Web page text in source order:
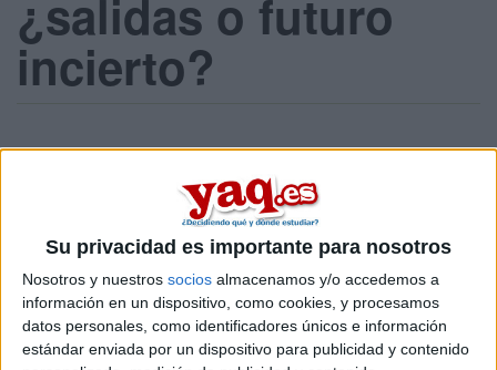
Su privacidad es importante para nosotros
Nosotros y nuestros socios almacenamos y/o accedemos a
información en un dispositivo, como cookies, y procesamos
datos personales, como identificadores únicos e información
estándar enviada por un dispositivo para publicidad y contenido
¿salidas o futuro
incierto?
regístratepara enviar comentarios
rhcp
Desconectado
Hola, estaba cursando una carrera de ciencias de la salud y
he tomado la decisión de cambiar de carrera. La verdad es
que no tengo muchas opciones claras pero una de las que